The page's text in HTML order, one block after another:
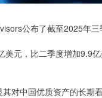
公布了截至2025年三
元，比二季度增加9.9
中国优质资产的长期看